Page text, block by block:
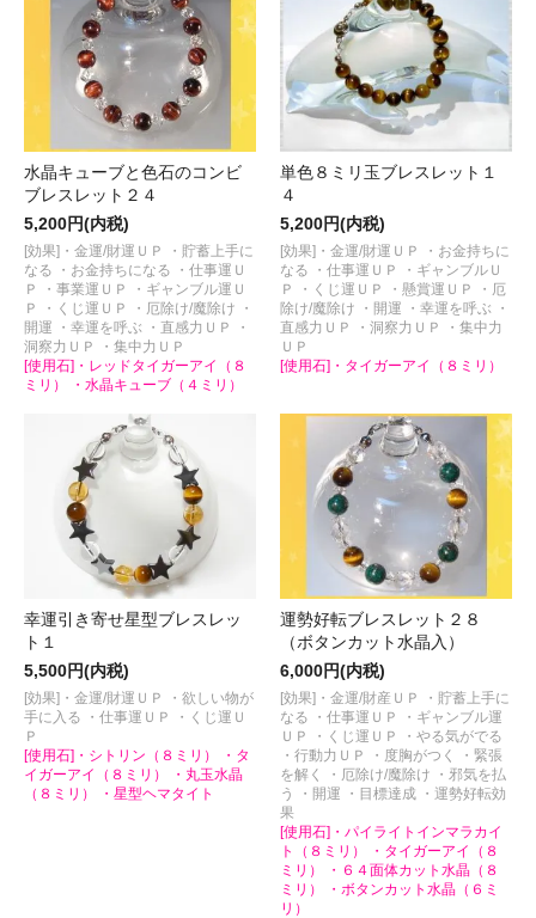
水晶キューブと色石のコンビ
ブレスレット２４
5,200円(内税)
[効果]・金運/財運ＵＰ ・貯蓄上手に
なる ・お金持ちになる ・仕事運Ｕ
Ｐ ・事業運ＵＰ ・ギャンブル運Ｕ
Ｐ ・くじ運ＵＰ ・厄除け/魔除け ・
開運 ・幸運を呼ぶ ・直感力ＵＰ ・
洞察力ＵＰ ・集中力ＵＰ
[使用石]・レッドタイガーアイ（８
ミリ） ・水晶キューブ（４ミリ）
単色８ミリ玉ブレスレット１
４
5,200円(内税)
[効果]・金運/財運ＵＰ ・お金持ちに
なる ・仕事運ＵＰ ・ギャンブルＵ
Ｐ ・くじ運ＵＰ ・懸賞運ＵＰ ・厄
除け/魔除け ・開運 ・幸運を呼ぶ ・
直感力ＵＰ ・洞察力ＵＰ ・集中力
ＵＰ
[使用石]・タイガーアイ（８ミリ）
幸運引き寄せ星型ブレスレッ
ト１
5,500円(内税)
[効果]・金運/財運ＵＰ ・欲しい物が
手に入る ・仕事運ＵＰ ・くじ運Ｕ
Ｐ
[使用石]・シトリン（８ミリ） ・タ
イガーアイ（８ミリ） ・丸玉水晶
（８ミリ） ・星型ヘマタイト
運勢好転ブレスレット２８
（ボタンカット水晶入）
6,000円(内税)
[効果]・金運/財産ＵＰ ・貯蓄上手に
なる ・仕事運ＵＰ ・ギャンブル運
ＵＰ ・くじ運ＵＰ ・やる気がでる
・行動力ＵＰ ・度胸がつく ・緊張
を解く ・厄除け/魔除け ・邪気を払
う ・開運 ・目標達成 ・運勢好転効
果
[使用石]・パイライトインマラカイ
ト（８ミリ） ・タイガーアイ（８
ミリ） ・６４面体カット水晶（８
ミリ） ・ボタンカット水晶（６ミ
リ）